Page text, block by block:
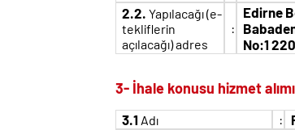
2.2. Yapılacağı (e-
tekliflerin
açılacağı) adres
:
Edirne
No:1
3- İhale konusu hizmet
3.1 Adı :